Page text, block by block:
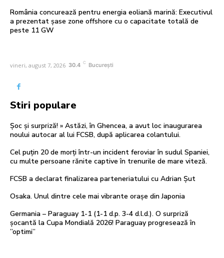
România concurează pentru energia eoliană marină: Executivul
a prezentat șase zone offshore cu o capacitate totală de
peste 11 GW
vineri, august 7, 2026 30.4 C București
Stiri populare
Șoc și surpriză! » Astăzi, în Ghencea, a avut loc inaugurarea
noului autocar al lui FCSB, după aplicarea colantului.
Cel puțin 20 de morți într-un incident feroviar în sudul Spaniei,
cu multe persoane rănite captive în trenurile de mare viteză.
FCSB a declarat finalizarea parteneriatului cu Adrian Șut
Osaka. Unul dintre cele mai vibrante orașe din Japonia
Germania – Paraguay 1-1 (1-1 d.p. 3-4 d.l.d.). O surpriză
șocantă la Cupa Mondială 2026! Paraguay progresează în
”optimi”